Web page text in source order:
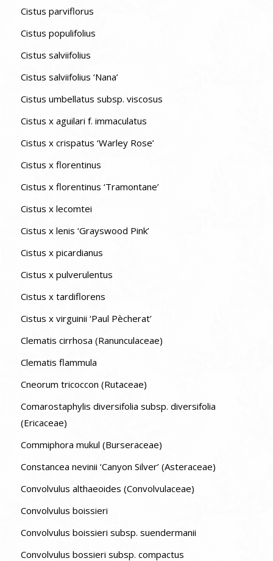
Cistus parviflorus
Cistus populifolius
Cistus salviifolius
Cistus salviifolius ‘Nana’
Cistus umbellatus subsp. viscosus
Cistus x aguilari f. immaculatus
Cistus x crispatus ‘Warley Rose’
Cistus x florentinus
Cistus x florentinus ‘Tramontane’
Cistus x lecomtei
Cistus x lenis ‘Grayswood Pink’
Cistus x picardianus
Cistus x pulverulentus
Cistus x tardiflorens
Cistus x virguinii ‘Paul Pècherat’
Clematis cirrhosa (Ranunculaceae)
Clematis flammula
Cneorum tricoccon (Rutaceae)
Comarostaphylis diversifolia subsp. diversifolia
(Ericaceae)
Commiphora mukul (Burseraceae)
Constancea nevinii ‘Canyon Silver’ (Asteraceae)
Convolvulus althaeoides (Convolvulaceae)
Convolvulus boissieri
Convolvulus boissieri subsp. suendermanii
Convolvulus bossieri subsp. compactus